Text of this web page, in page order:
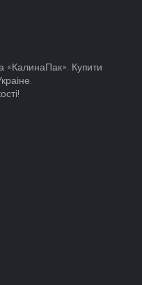
«КалинаПак». Купити